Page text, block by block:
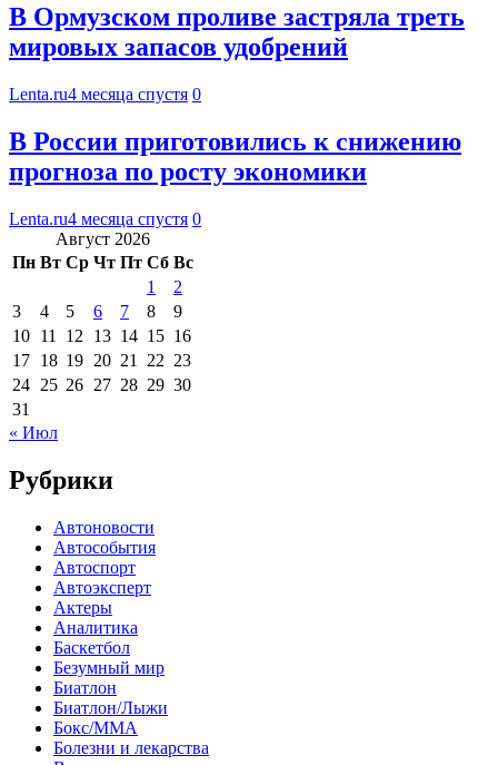
В Ормузском проливе застряла треть
мировых запасов удобрений
Lenta.ru4 месяца спустя 0
В России приготовились к снижению
прогноза по росту экономики
Lenta.ru4 месяца спустя 0
Август 2026
Пн Вт Ср Чт Пт Сб Вс
1
2
3
4 5 6 7 8
9
10 11 12 13 14 15 16
17 18 19 20 21 22 23
24 25 26 27 28 29 30
31
« Июл
Рубрики
Автоновости
Автособытия
Автоспорт
Автоэксперт
Актеры
Аналитика
Баскетбол
Безумный мир
Биатлон
Биатлон/Лыжи
Бокс/MMA
Болезни и лекарства